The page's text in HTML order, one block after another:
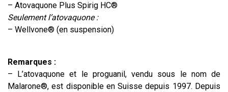
– Atovaquone Plus Spirig HC®
Seulement l’atovaquone :
– Wellvone® (en suspension)
Remarques :
– L’atovaquone et le proguanil, vendu sous le nom de
Malarone®, est disponible en Suisse depuis 1997. Depuis